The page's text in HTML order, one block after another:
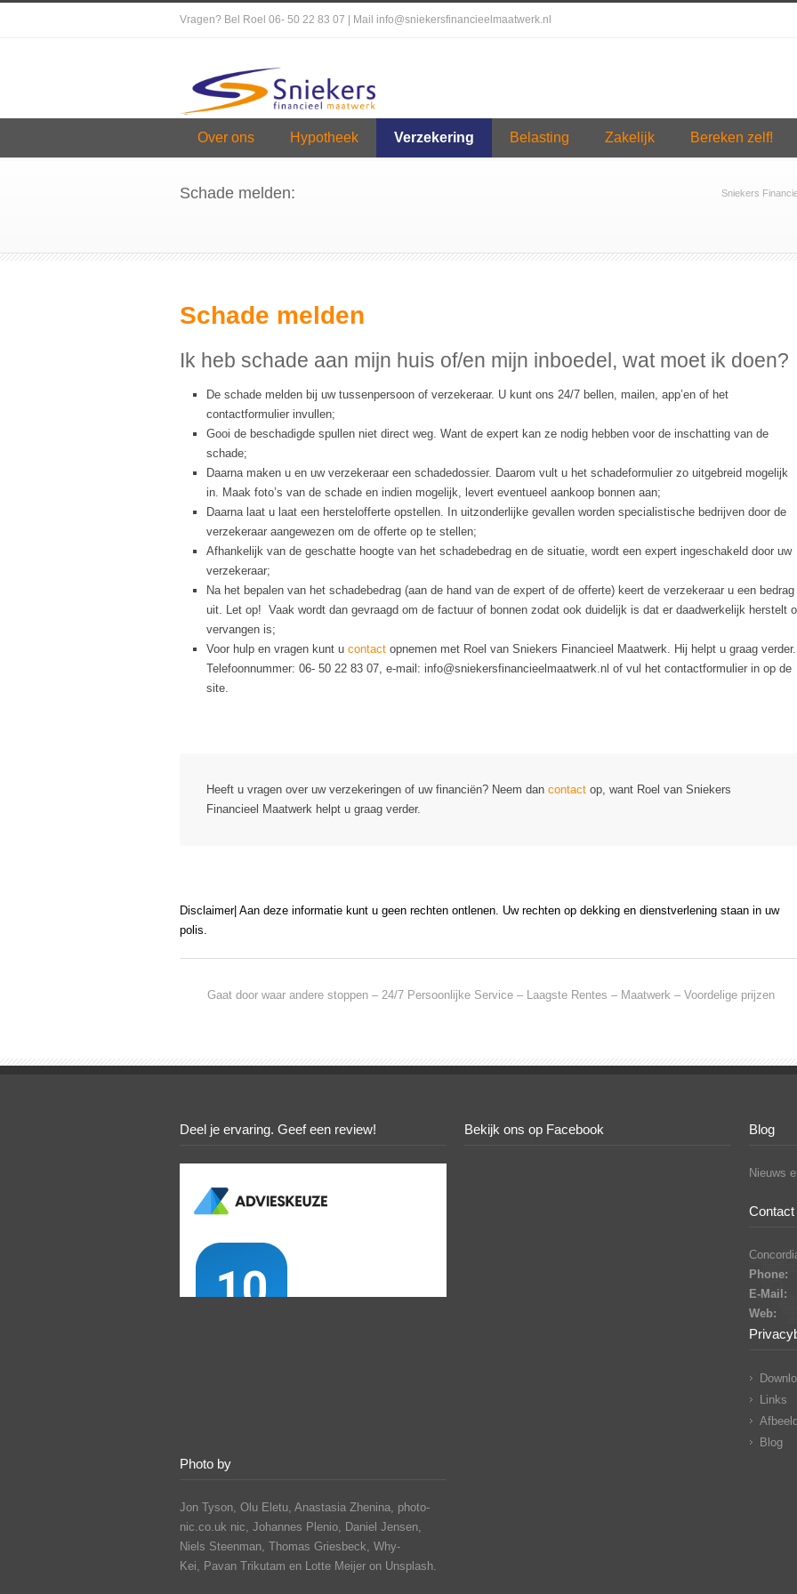
Vragen? Bel Roel 06- 50 22 83 07 | Mail info@sniekersfinancieelmaatwerk.nl
Over ons Hypotheek Verzekering Belasting Zakelijk Bereken zelf!
Schade melden: Sniekers
Schade melden
Ik heb schade aan mijn huis of/en mijn inboedel, wat moet ik doen?
De schade melden bij uw tussenpersoon of verzekeraar. U kunt ons 24/7 bellen, mailen, app’en of het
contactformulier invullen;
Gooi de beschadigde spullen niet direct weg. Want de expert kan ze nodig hebben voor de inschatting van de
schade;
Daarna maken u en uw verzekeraar een schadedossier. Daarom vult u het schadeformulier zo uitgebreid mogelijk
in. Maak foto’s van de schade en indien mogelijk, levert eventueel aankoop bonnen aan;
Daarna laat u laat een herstelofferte opstellen. In uitzonderlijke gevallen worden specialistische bedrijven door de
verzekeraar aangewezen om de offerte op te stellen;
Afhankelijk van de geschatte hoogte van het schadebedrag en de situatie, wordt een expert ingeschakeld door uw
verzekeraar;
Na het bepalen van het schadebedrag (aan de hand van de expert of de offerte) keert de verzekeraar u een bedrag
uit. Let op! Vaak wordt dan gevraagd om de factuur of bonnen zodat ook duidelijk is dat er daadwerkelijk herstelt
vervangen is;
Voor hulp en vragen kunt u contact opnemen met Roel van Sniekers Financieel Maatwerk. Hij helpt u graag verder.
Telefoonnummer: 06- 50 22 83 07, e-mail: info@sniekersfinancieelmaatwerk.nl of vul het contactformulier in op de
site.
Heeft u vragen over uw verzekeringen of uw financiën? Neem dan contact op, want Roel van Sniekers
Financieel Maatwerk helpt u graag verder.
Disclaimer| Aan deze informatie kunt u geen rechten ontlenen. Uw rechten op dekking en dienstverlening staan in uw
polis.
Gaat door waar andere stoppen – 24/7 Persoonlijke Service – Laagste Rentes – Maatwerk – Voordelige prijzen
Deel je ervaring. Geef een review! Bekijk ons op Facebook Blog
Nieuws
Contact
Phone:
E-Mail:
Web:
Links
Blog
Photo by
Jon Tyson, Olu Eletu, Anastasia Zhenina, photo-
nic.co.uk nic, Johannes Plenio, Daniel Jensen,
Niels Steenman, Thomas Griesbeck, Why-
Kei, Pavan Trikutam en Lotte Meijer on Unsplash.